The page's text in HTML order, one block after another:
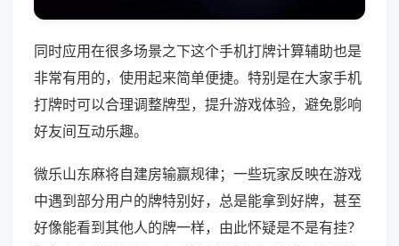
同时应用在很多场景之下这个手机打牌计算辅助也是
非常有用的，使用起来简单便捷。特别是在大家手机
打牌时可以合理调整牌型，提升游戏体验，避免影响
好友间互动乐趣。
微乐山东麻将自建房输赢规律；一些玩家反映在游戏
中遇到部分用户的牌特别好，总是能拿到好牌，甚至
好像能看到其他人的牌一样，由此怀疑是不是有挂？